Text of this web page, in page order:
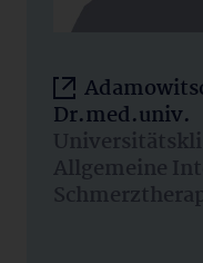
Dr.med.univ.
Allgemeine